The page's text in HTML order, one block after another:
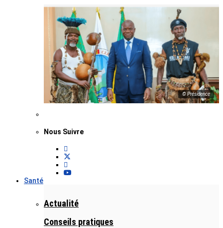
© Présidence
Nous Suivre
Santé
Actualité
Conseils pratiques